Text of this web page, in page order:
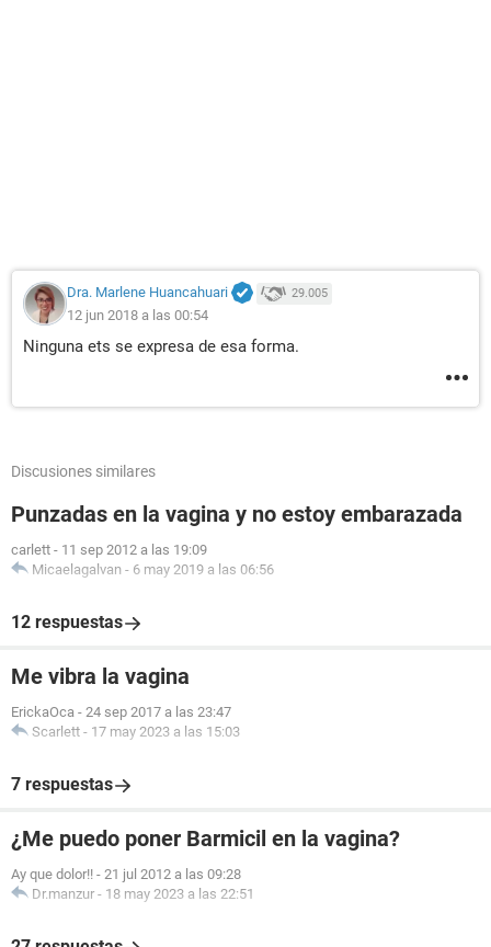
Dra. Marlene Huancahuari 29.005
12 jun 2018 a las 00:54
Ninguna ets se expresa de esa forma.
Discusiones similares
Punzadas en la vagina y no estoy embarazada
carlett - 11 sep 2012 a las 19:09
Micaelagalvan - 6 may 2019 a las 06:56
12 respuestas
Me vibra la vagina
ErickaOca - 24 sep 2017 a las 23:47
Scarlett - 17 may 2023 a las 15:03
7 respuestas
¿Me puedo poner Barmicil en la vagina?
Ay que dolor!! - 21 jul 2012 a las 09:28
Dr.manzur - 18 may 2023 a las 22:51